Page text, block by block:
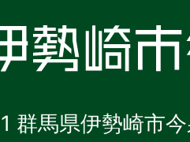
群馬県伊勢崎市